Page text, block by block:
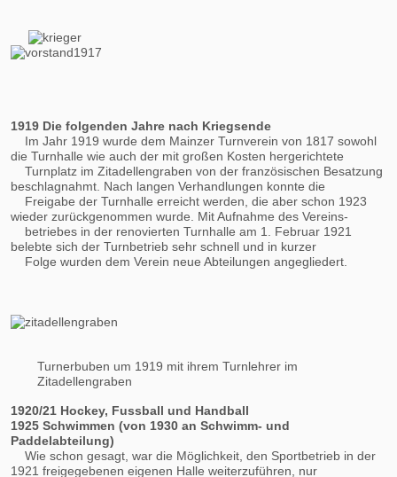
1919 Die folgenden Jahre nach Kriegsende
Im Jahr 1919 wurde dem Mainzer Turnverein von 1817 sowohl
die Turnhalle wie auch der mit großen Kosten hergerichtete
Turnplatz im Zitadellengraben von der französischen Besatzung
beschlagnahmt. Nach langen Verhandlungen konnte die
Freigabe der Turnhalle erreicht werden, die aber schon 1923
wieder zurückgenommen wurde. Mit Aufnahme des Vereins-
betriebes in der renovierten Turnhalle am 1. Februar 1921
belebte sich der Turnbetrieb sehr schnell und in kurzer
Folge wurden dem Verein neue Abteilungen angegliedert.
Turnerbuben um 1919 mit ihrem Turnlehrer im
Zitadellengraben
1920/21 Hockey, Fussball und Handball
1925 Schwimmen (von 1930 an Schwimm- und
Paddelabteilung)
Wie schon gesagt, war die Möglichkeit, den Sportbetrieb in der
1921 freigegebenen eigenen Halle weiterzuführen, nur